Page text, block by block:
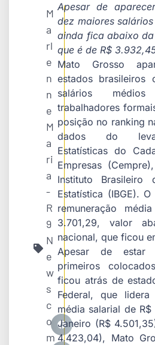
M
a
rl
e
n
n
e
M
a
ri
a
-
R
9
N
e
w
s
c
o
m
Apesar de
dez maiores
ainda fica abaixo
que é de R$
Mato Grosso
estados brasileiros
salários
trabalhadores
posição no ranking
dados do
Estatísticas do
Empresas
Instituto Brasileiro
Estatística (IBGE).
remuneração
3.701,29, valor
nacional, que ficou
Apesar de
primeiros
ficou atrás de
Federal, que
média salarial de
Janeiro (R$
4.423,04), Mato